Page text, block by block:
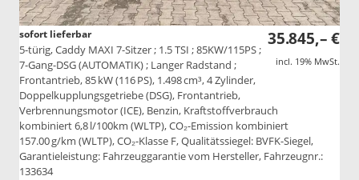
35.845,– €
incl. 19% MwSt.
sofort lieferbar
5-türig, Caddy MAXI 7-Sitzer ; 1.5 TSI ; 85KW/115PS ;
7-Gang-DSG (AUTOMATIK) ; Langer Radstand ;
Frontantrieb, 85 kW (116 PS), 1.498 cm³, 4 Zylinder,
Doppelkupplungsgetriebe (DSG), Frontantrieb,
Verbrennungsmotor (ICE), Benzin, Kraftstoffverbrauch
kombiniert 6,8 l/100km (WLTP), CO₂-Emission kombiniert
157.00 g/km (WLTP), CO₂-Klasse F, Qualitätssiegel: BVFK-Siegel,
Garantieleistung: Fahrzeuggarantie vom Hersteller, Fahrzeugnr.:
133634